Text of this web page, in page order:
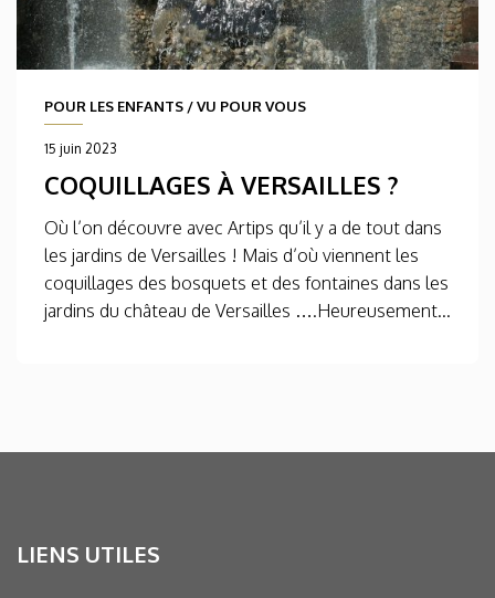
POUR LES ENFANTS /VU POUR VOUS
15 juin 2023
COQUILLAGES À VERSAILLES ?
Où l’on découvre avec Artips qu’il y a de tout dans
les jardins de Versailles ! Mais d’où viennent les
coquillages des bosquets et des fontaines dans les
jardins du château de Versailles ….Heureusement...
LIENS UTILES